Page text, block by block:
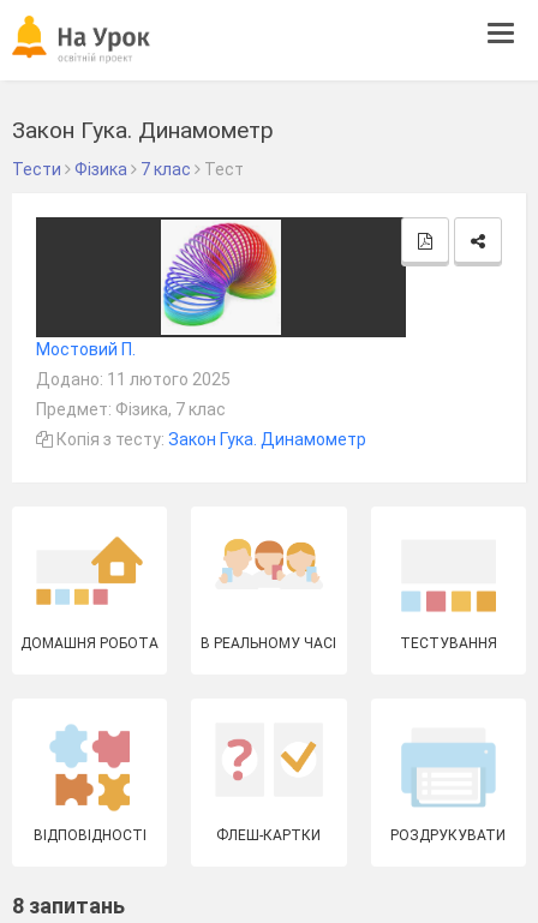
Закон Гука. Динамометр
Тести Фізика 7 клас Тест
Мостовий П.
Додано: 11 лютого 2025
Предмет: Фізика, 7 клас
Копія з тесту: Закон Гука. Динамометр
ДОМАШНЯ РОБОТА В РЕАЛЬНОМУ ЧАСІ ТЕСТУВАННЯ
ВІДПОВІДНОСТІ ФЛЕШ-КАРТКИ РОЗДРУКУВАТИ
8 запитань